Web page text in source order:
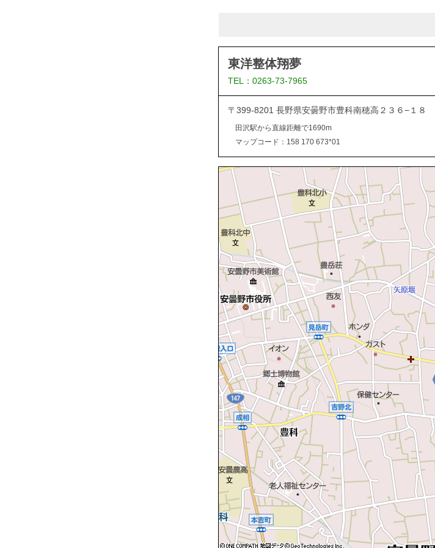
東洋整体翔夢
TEL：0263-73-7965
〒399-8201 長野県安曇野市豊科南穂高２３６−１８
田沢駅から直線距離で1690m
マップコード：158 170 673*01